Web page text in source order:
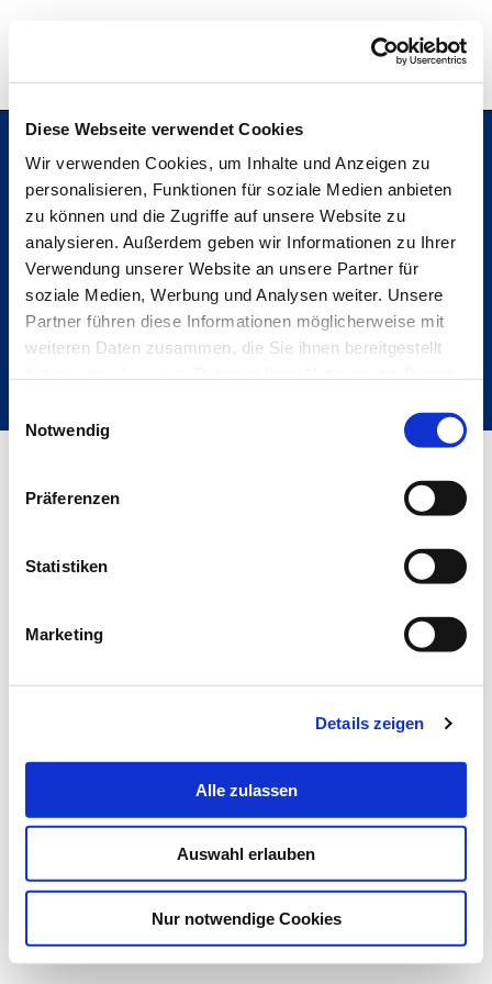
Diese Webseite verwendet Cookies
Wir verwenden Cookies, um Inhalte und Anzeigen zu
personalisieren, Funktionen für soziale Medien anbieten
zu können und die Zugriffe auf unsere Website zu
analysieren. Außerdem geben wir Informationen zu Ihrer
Verwendung unserer Website an unsere Partner für
soziale Medien, Werbung und Analysen weiter. Unsere
Partner führen diese Informationen möglicherweise mit
weiteren Daten zusammen, die Sie ihnen bereitgestellt
Notwendig
Präferenzen
Statistiken
Marketing
Details zeigen
Alle zulassen
Auswahl erlauben
Nur notwendige Cookies
Hochschule Bremerhaven
Kontakt
An der Karlstadt 8
27568 Bremerhaven
Ressourcen
Folge uns
Metabar